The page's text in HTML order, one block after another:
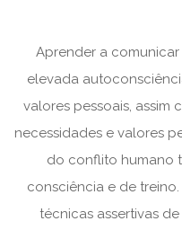
Aprender a
elevada
valores pessoais, assim
necessidades e valores
do conflito humano
consciência e de
técnicas assertivas